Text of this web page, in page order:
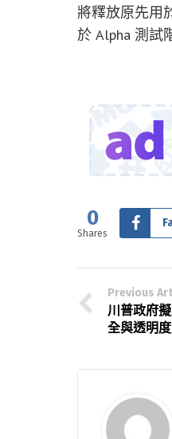
將釋放原先用
於 Alpha 測試
0
Shares
Previous
川普政府
全與透明度